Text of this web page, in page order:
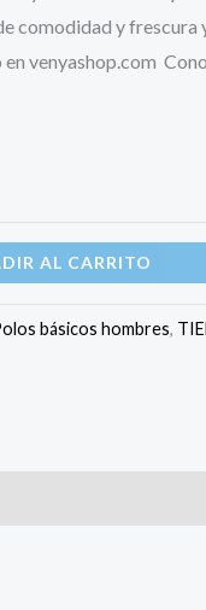
comodidad y frescura
venyashop.com
AL CARRITO
básicos hombres,